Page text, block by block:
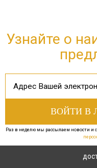
Узнайте о
Раз в неделю мы рассылаем новости и